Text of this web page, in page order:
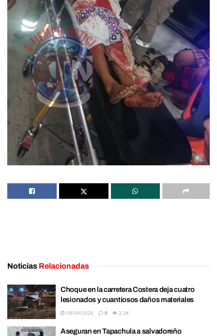
Noticias Relacionadas
Choque en la carretera Costera deja cuatro
lesionados y cuantiosos daños materiales
08/08/2026 0 2.3K
Aseguran en Tapachula a salvadoreño